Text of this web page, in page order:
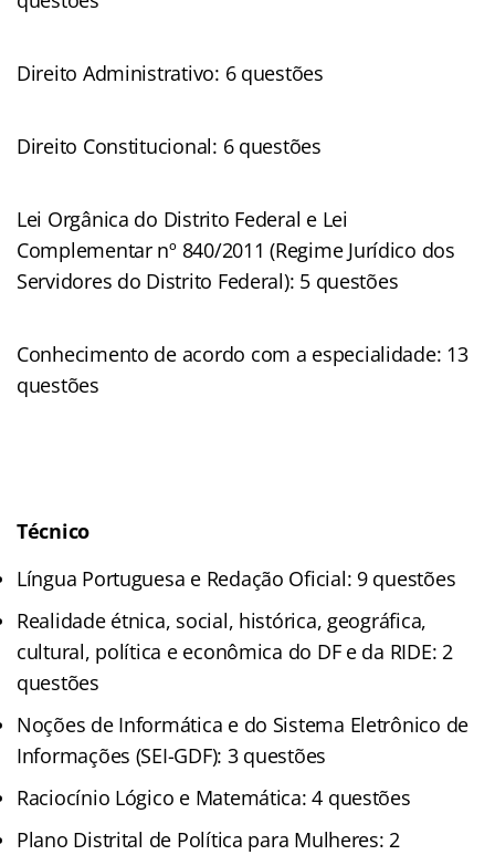
Direito Administrativo: 6 questões
Direito Constitucional: 6 questões
Lei Orgânica do Distrito Federal e Lei
Complementar nº 840/2011 (Regime Jurídico dos
Servidores do Distrito Federal): 5 questões
Conhecimento de acordo com a especialidade: 13
questões
Técnico
Língua Portuguesa e Redação Oficial: 9 questões
Realidade étnica, social, histórica, geográfica,
cultural, política e econômica do DF e da RIDE: 2
questões
Noções de Informática e do Sistema Eletrônico de
Informações (SEI-GDF): 3 questões
Raciocínio Lógico e Matemática: 4 questões
Plano Distrital de Política para Mulheres: 2